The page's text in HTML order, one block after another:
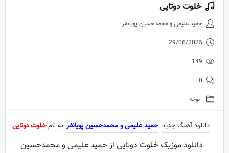
دانلود آهنگ جدید حمید علیمی
خلوت دوتایی
حمید علیمی و محمدحسین پویانفر
29/06/2025
149
0
نوحه
دانلود آهنگ جدید حمید علیمی و محمدحسین پویانفر به نامخلوت دوتایی
دانلود موزیک خلوت دوتایی از حمید علیمی و محمدحسین